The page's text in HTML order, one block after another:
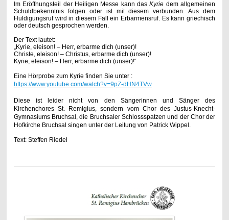
Im Eröffnungsteil der Heiligen Messe kann dasKyrie dem allgemeinen
Schuldbekenntnis folgen oder ist mit diesem verbunden. Aus dem
Huldigungsruf wird in diesem Fall ein Erbarmensruf. Es kann griechisch
oder deutsch gesprochen werden.
Der Text lautet:
„Kyrie, eleison! – Herr, erbarme dich (unser)!
Christe, eleison! – Christus, erbarme dich (unser)!
Kyrie, eleison! – Herr, erbarme dich (unser)!“
Eine Hörprobe zum Kyrie finden Sie unter :
https://www.youtube.com/watch?v=9pZ-dHN4TVw
Diese ist leider nicht von den Sängerinnen und Sänger des
Kirchenchores St. Remigius, sondern vom Chor des Justus-Knecht-
Gymnasiums Bruchsal, die Bruchsaler Schlossspatzen und der Chor der
Hofkirche Bruchsal singen unter der Leitung von Patrick Wippel.
Text: Steffen Riedel